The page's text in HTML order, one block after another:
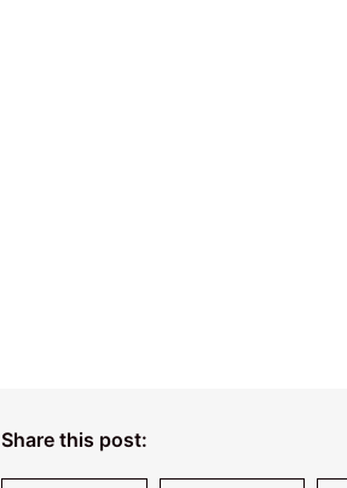
Share this post: